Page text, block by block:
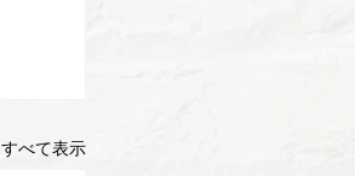
すべて表示